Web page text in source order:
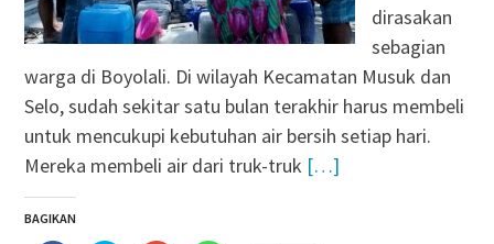
dirasakan
sebagian
warga di Boyolali. Di wilayah Kecamatan Musuk dan
Selo, sudah sekitar satu bulan terakhir harus membeli
untuk mencukupi kebutuhan air bersih setiap hari.
Mereka membeli air dari truk-truk […]
BAGIKAN